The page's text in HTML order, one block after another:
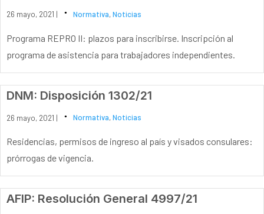
26 mayo, 2021 | Normativa,Noticias
Programa REPRO II: plazos para inscribirse. Inscripción al
programa de asistencia para trabajadores independientes.
DNM: Disposición 1302/21
26 mayo, 2021 | Normativa,Noticias
Residencias, permisos de ingreso al país y visados consulares:
prórrogas de vigencia.
AFIP: Resolución General 4997/21